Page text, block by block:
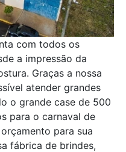
com todos os
a impressão da
Graças a nossa
atender grandes
o grande case de 500
para o carnaval de
para sua
fábrica de brindes,